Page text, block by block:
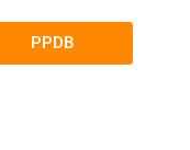
PPDB